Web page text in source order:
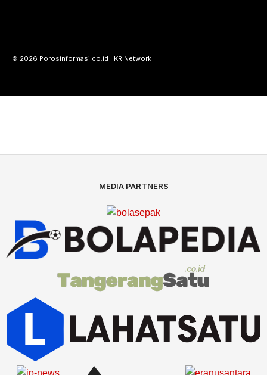
© 2026 Porosinformasi.co.id | KR Network
MEDIA PARTNERS